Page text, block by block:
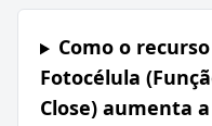
Como o
Fotocélula
Close) aumenta